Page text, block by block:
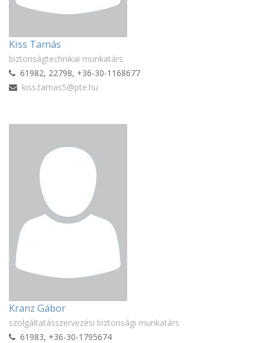
Kiss Tamás
biztonságtechnikai munkatárs
61982, 22798, +36-30-1168677
kiss.tamas5@pte.hu
Kranz Gábor
szolgáltatásszervezési biztonsági munkatárs
61983, +36-30-1795674